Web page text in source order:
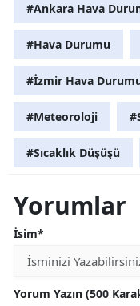
#Ankara Hava
#Hava Durumu
#İzmir Hava
#Meteoroloji
#Sıcaklık Düşüşü
Yorumlar
İsim*
Yorum Yazın (500